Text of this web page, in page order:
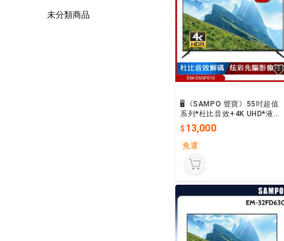
未分類商品
🖥️《SAMPO 聲寶》55吋超值
系列*杜比音效+4K UHD*液晶
顯示器➔EM-55GF610
13,000
免運